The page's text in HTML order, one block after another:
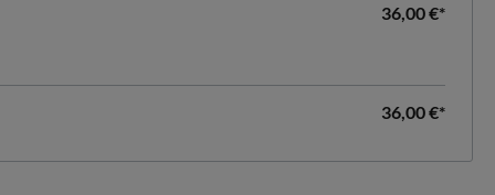
36,00 €*
36,00 €*